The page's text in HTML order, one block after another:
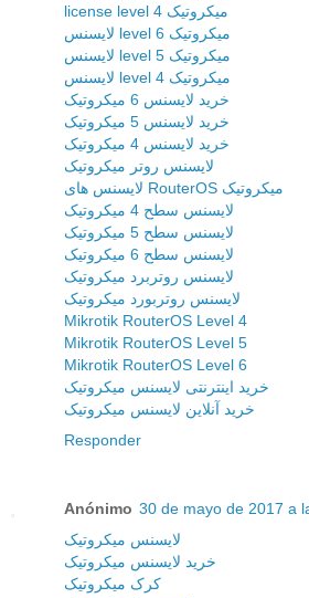
license level 4 میکروتیک
لایسنس level 6 میکروتیک
لایسنس level 5 میکروتیک
لایسنس level 4 میکروتیک
خرید لایسنس 6 میکروتیک
خرید لایسنس 5 میکروتیک
خرید لایسنس 4 میکروتیک
لایسنس روتر میکروتیک
لایسنس های RouterOS میکروتیک
لایسنس سطح 4 میکروتیک
لایسنس سطح 5 میکروتیک
لایسنس سطح 6 میکروتیک
لایسنس روتربرد میکروتیک
لایسنس روتربورد میکروتیک
Mikrotik RouterOS Level 4
Mikrotik RouterOS Level 5
Mikrotik RouterOS Level 6
خرید اینترنتی لایسنس میکروتیک
خرید آنلاین لایسنس میکروتیک
Responder
Anónimo 30 de mayo de 2017 a
لایسنس میکروتیک
خرید لایسنس میکروتیک
کرک میکروتیک